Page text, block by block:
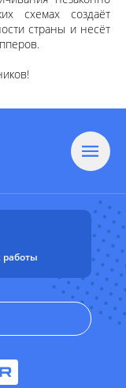
схемах создаёт
страны и несёт
работы